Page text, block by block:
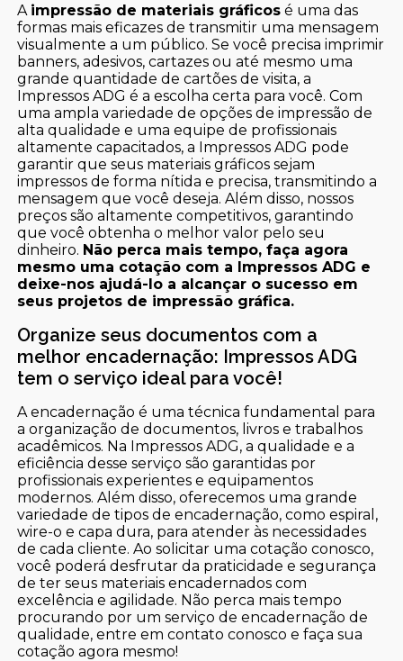
A impressão de materiais gráficos é uma das
formas mais eficazes de transmitir uma mensagem
visualmente a um público. Se você precisa imprimir
banners, adesivos, cartazes ou até mesmo uma
grande quantidade de cartões de visita, a
Impressos ADG é a escolha certa para você. Com
uma ampla variedade de opções de impressão de
alta qualidade e uma equipe de profissionais
altamente capacitados, a Impressos ADG pode
garantir que seus materiais gráficos sejam
impressos de forma nítida e precisa, transmitindo a
mensagem que você deseja. Além disso, nossos
preços são altamente competitivos, garantindo
que você obtenha o melhor valor pelo seu
dinheiro. Não perca mais tempo, faça agora
mesmo uma cotação com a Impressos ADG e
deixe-nos ajudá-lo a alcançar o sucesso em
seus projetos de impressão gráfica.
Organize seus documentos com a
melhor encadernação: Impressos ADG
tem o serviço ideal para você!
A encadernação é uma técnica fundamental para
a organização de documentos, livros e trabalhos
acadêmicos. Na Impressos ADG, a qualidade e a
eficiência desse serviço são garantidas por
profissionais experientes e equipamentos
modernos. Além disso, oferecemos uma grande
variedade de tipos de encadernação, como espiral,
wire-o e capa dura, para atender às necessidades
de cada cliente. Ao solicitar uma cotação conosco,
você poderá desfrutar da praticidade e segurança
de ter seus materiais encadernados com
excelência e agilidade. Não perca mais tempo
procurando por um serviço de encadernação de
qualidade, entre em contato conosco e faça sua
cotação agora mesmo!